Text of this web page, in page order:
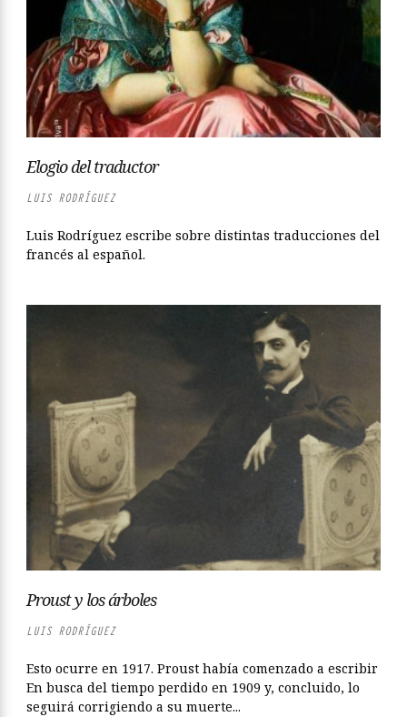
Elogio del traductor
LUIS RODRÍGUEZ
Luis Rodríguez escribe sobre distintas traducciones del
francés al español.
Proust y los árboles
LUIS RODRÍGUEZ
Esto ocurre en 1917. Proust había comenzado a escribir
En busca del tiempo perdido en 1909 y, concluido, lo
seguirá corrigiendo a su muerte...